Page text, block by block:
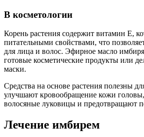
В косметологии
Корень растения содержит витамин Е,
питательными свойствами, что
для лица и волос. Эфирное масло
готовые косметические продукты или
маски.
Средства на основе растения полезны
улучшают кровообращение кожи
волосяные луковицы и предотвращают
Лечение имбирем